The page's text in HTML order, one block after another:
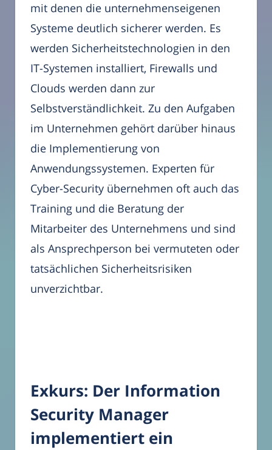
mit denen die unternehmenseigenen
Systeme deutlich sicherer werden. Es
werden Sicherheitstechnologien in den
IT-Systemen installiert, Firewalls und
Clouds werden dann zur
Selbstverständlichkeit. Zu den Aufgaben
im Unternehmen gehört darüber hinaus
die Implementierung von
Anwendungssystemen. Experten für
Cyber-Security übernehmen oft auch das
Training und die Beratung der
Mitarbeiter des Unternehmens und sind
als Ansprechperson bei vermuteten oder
tatsächlichen Sicherheitsrisiken
unverzichtbar.
Exkurs: Der Information
Security Manager
implementiert ein